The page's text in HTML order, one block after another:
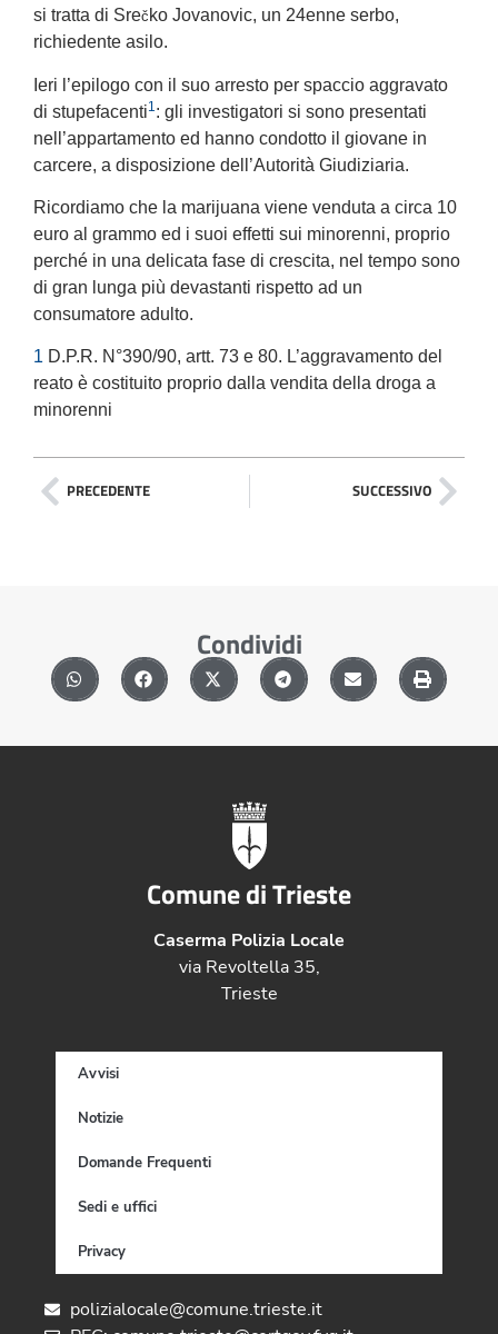
si tratta di Sreč ko Jovanovic, un 24enne serbo,
richiedente asilo.
Ieri l’epilogo con il suo arresto per spaccio aggravato
di stupefacenti1 : gli investigatori si sono presentati
nell’appartamento ed hanno condotto il giovane in
carcere, a disposizione dell’Autorità Giudiziaria.
Ricordiamo che la marijuana viene venduta a circa 10
euro al grammo ed i suoi effetti sui minorenni, proprio
perché in una delicata fase di crescita, nel tempo sono
di gran lunga più devastanti rispetto ad un
consumatore adulto.
1 D.P.R. N°390/90, artt. 73 e 80. L’aggravamento del
reato è costituito proprio dalla vendita della droga a
minorenni
PRECEDENTE SUCCESSIVO
Condividi
Comune di Trieste
Caserma Polizia Locale
via Revoltella 35,
Trieste
Avvisi
Notizie
Domande Frequenti
Sedi e uffici
Privacy
polizialocale@comune.trieste.it